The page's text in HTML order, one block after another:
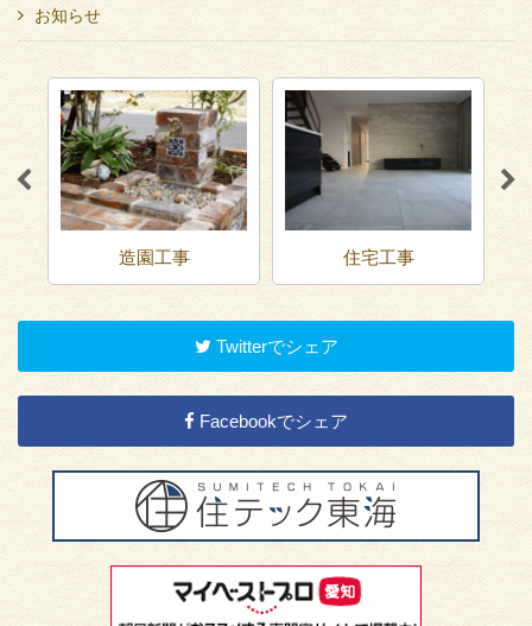
お知らせ
造園工事 住宅工事
Twitterでシェア
Facebookでシェア